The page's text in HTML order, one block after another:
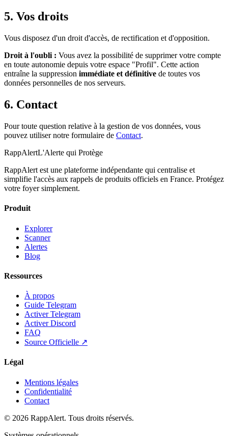
5. Vos droits
Vous disposez d'un droit d'accès, de rectification et d'opposition.
Droit à l'oubli : Vous avez la possibilité de supprimer votre compte
en toute autonomie depuis votre espace "Profil". Cette action
entraîne la suppression immédiate et définitive de toutes vos
données personnelles de nos serveurs.
6. Contact
Pour toute question relative à la gestion de vos données, vous
pouvez utiliser notre formulaire de Contact.
RappAlertL'Alerte qui Protège
RappAlert est une plateforme indépendante qui centralise et
simplifie l'accès aux rappels de produits officiels en France. Protégez
votre foyer simplement.
Produit
Explorer
Scanner
Alertes
Blog
Ressources
À propos
Guide Telegram
Activer Telegram
Activer Discord
FAQ
Source Officielle ↗
Légal
Mentions légales
Confidentialité
Contact
© 2026 RappAlert. Tous droits réservés.